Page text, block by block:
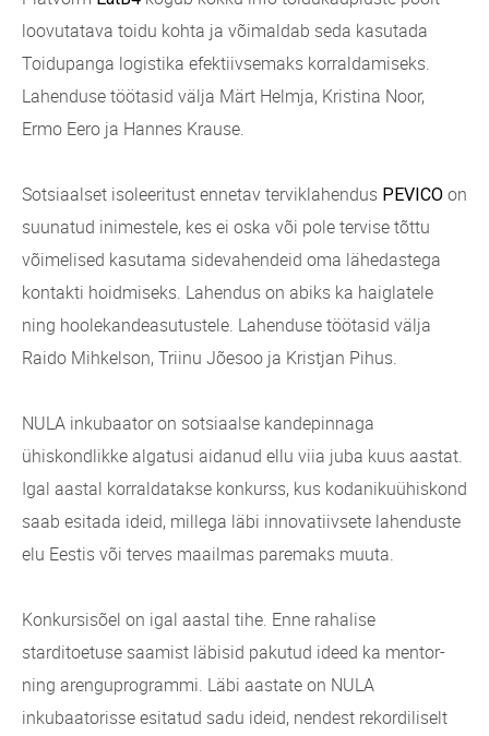
loovutatava toidu kohta ja võimaldab seda kasutada
Toidupanga logistika efektiivsemaks korraldamiseks.
Lahenduse töötasid välja Märt Helmja, Kristina Noor,
Ermo Eero ja Hannes Krause.
Sotsiaalset isoleeritust ennetav terviklahendus PEVICO on
suunatud inimestele, kes ei oska või pole tervise tõttu
võimelised kasutama sidevahendeid oma lähedastega
kontakti hoidmiseks. Lahendus on abiks ka haiglatele
ning hoolekandeasutustele. Lahenduse töötasid välja
Raido Mihkelson, Triinu Jõesoo ja Kristjan Pihus.
NULA inkubaator on sotsiaalse kandepinnaga
ühiskondlikke algatusi aidanud ellu viia juba kuus aastat.
Igal aastal korraldatakse konkurss, kus kodanikuühiskond
saab esitada ideid, millega läbi innovatiivsete lahenduste
elu Eestis või terves maailmas paremaks muuta.
Konkursisõel on igal aastal tihe. Enne rahalise
starditoetuse saamist läbisid pakutud ideed ka mentor-
ning arenguprogrammi. Läbi aastate on NULA
inkubaatorisse esitatud sadu ideid, nendest rekordiliselt